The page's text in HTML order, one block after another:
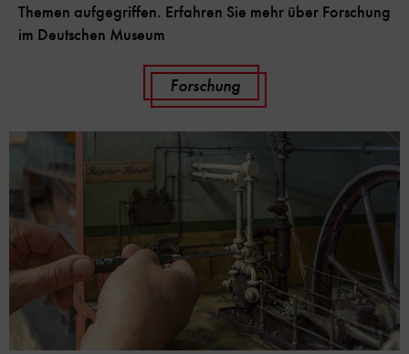
Themen aufgegriffen. Erfahren Sie mehr über Forschung
im Deutschen Museum
Forschung